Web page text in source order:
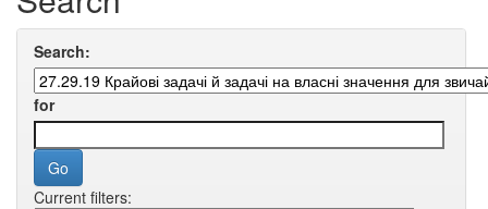
Search:
for
Current filters: